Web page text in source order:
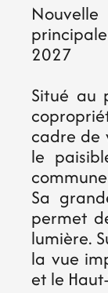
2027
Situé au
cadre de
le
Sa
permet
lumière.
la vue
et le